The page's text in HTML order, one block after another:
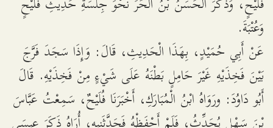
وَعُتْبَةَ.
عَنْ أَبِي حُمَيْدٍ، بِهَذَا الْحَدِيثِ، قَالَ: وَإِذَا سَجَدَ فَرَّجَ
بَيْنَ فَخِذَيْهِ غَيْرَ حَامِلٍ بَطْنَهُ عَلَى شَيْءٍ مِنْ فَخِذَيْهِ. قَالَ
أَبُو دَاوُدَ: ورَوَاهُ ابْنُ الْمُبَارَكِ، أَخْبَرَنَا فُلَيْحٌ، سَمِعْتُ عَبَّاسَ